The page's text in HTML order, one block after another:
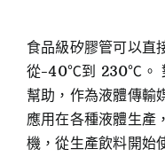
食品級矽膠管可以直
從-40℃到 230℃。
幫助，作為液體傳輸
應用在各種液體生產
機，從生產飲料開始